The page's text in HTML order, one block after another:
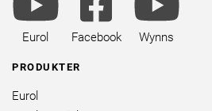
brands
Eurol
square
brands
Facebook
Wynns
PRODUKTER
Eurol